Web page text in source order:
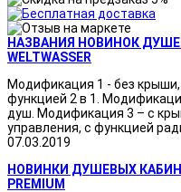
НАЗВАНИЯ НОВИНОК
WELTWASSER
Модификация 1 - без
функцией 2 в 1.
душ. Модификация 3 – с
управления, с функцией
07.03.2019
НОВИНКИ ДУШЕВЫХ КАБИН
PREMIUM